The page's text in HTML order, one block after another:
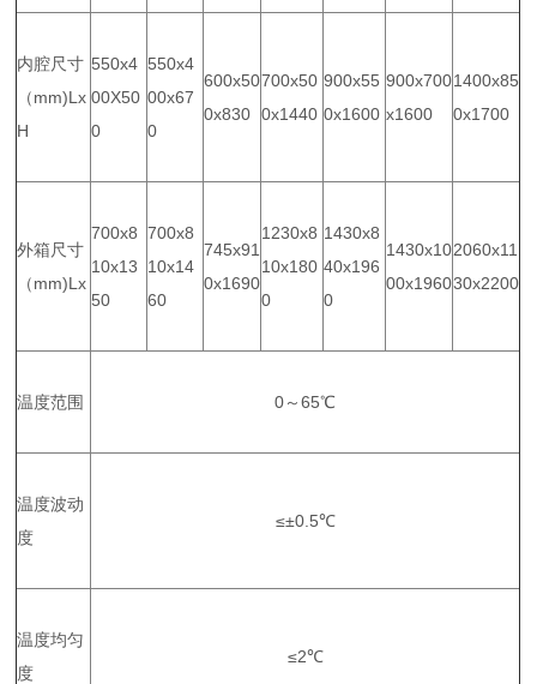
内腔尺寸
（mm)Lx
H
550x4
00X50
0
550x4
00x67
0
600x50
0x830
700x50
0x1440
900x55
0x1600
900x700
x1600
1400x85
0x1700
外箱尺寸
（mm)Lx
700x8
10x13
50
700x8
10x14
60
745x91
0x1690
1230x8
10x180
0
1430x8
40x196
0
1430x10
00x1960
2060x11
30x2200
温度范围 0～65℃
温度波动
度
≤±0.5℃
温度均匀
度
≤2℃